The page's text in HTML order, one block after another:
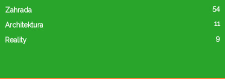
Zahrada 54
Architektura 11
Reality 9